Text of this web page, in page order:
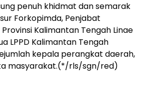
penuh khidmat dan semarak
Forkopimda, Penjabat
Kalimantan Tengah Linae
LPPD Kalimantan Tengah
kepala perangkat daerah,
masyarakat.(*/rls/sgn/red)